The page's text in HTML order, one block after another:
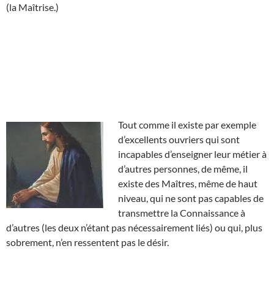
(la Maîtrise.)
Tout comme il existe par exemple
d’excellents ouvriers qui sont
incapables d’enseigner leur métier à
d’autres personnes, de même, il
existe des Maîtres, même de haut
niveau, qui ne sont pas capables de
transmettre la Connaissance à
d’autres (les deux n’étant pas nécessairement liés) ou qui, plus
sobrement, n’en ressentent pas le désir.